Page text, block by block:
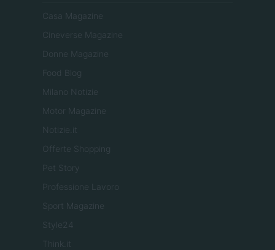
Casa Magazine
Cineverse Magazine
Donne Magazine
Food Blog
Milano Notizie
Motor Magazine
Notizie.it
Offerte Shopping
Pet Story
Professione Lavoro
Sport Magazine
Style24
Think.it